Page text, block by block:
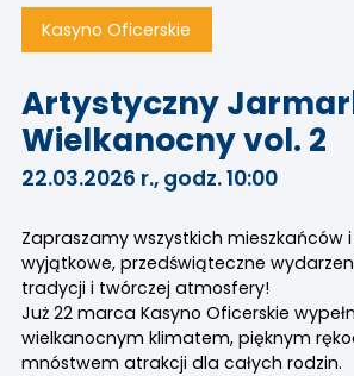
Kasyno Oficerskie
Artystyczny
Wielkanocny vol. 2
22.03.2026 r., godz. 10:00
Zapraszamy wszystkich mieszkańców
wyjątkowe, przedświąteczne
tradycji i twórczej atmosfery!
Już 22 marca Kasyno Oficerskie
wielkanocnym klimatem, pięknym
mnóstwem atrakcji dla całych rodzin.